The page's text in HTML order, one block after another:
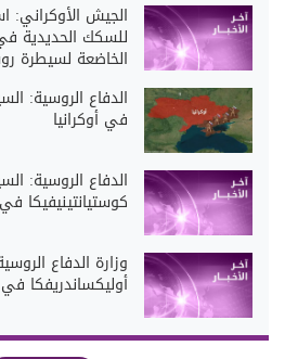
الجيش الأوكراني:
للسكك الحديدية
الخاضعة لسيطرة
في أوكرانيا
الدفاع الروسية:
كوستيانتينيفيكا
وزارة الدفاع
أوليكساندريفكا في